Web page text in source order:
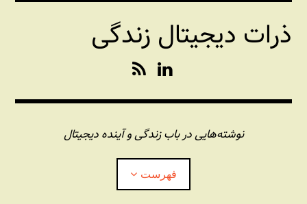
رفتن
محتواذرات دیجیتال زندگی
n
k
e
d
I
n
S
نوشته‌هایی در باب زندگی و آینده دیجیتال
فهرست